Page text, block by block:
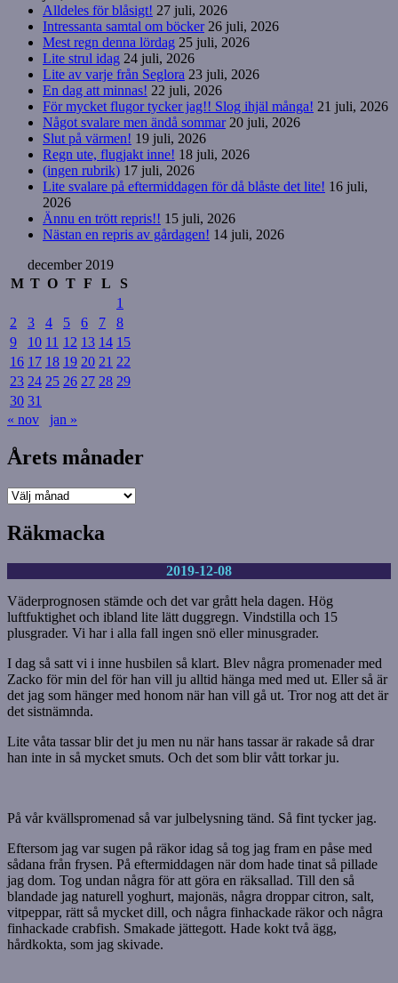
Alldeles för blåsigt! 27 juli, 2026
Intressanta samtal om böcker 26 juli, 2026
Mest regn denna lördag 25 juli, 2026
Lite strul idag 24 juli, 2026
Lite av varje från Seglora 23 juli, 2026
En dag att minnas! 22 juli, 2026
För mycket flugor tycker jag!! Slog ihjäl många! 21 juli, 2026
Något svalare men ändå sommar 20 juli, 2026
Slut på värmen! 19 juli, 2026
Regn ute, flugjakt inne! 18 juli, 2026
(ingen rubrik) 17 juli, 2026
Lite svalare på eftermiddagen för då blåste det lite! 16 juli,
2026
Ännu en trött repris!! 15 juli, 2026
Nästan en repris av gårdagen! 14 juli, 2026
december 2019
M T O T F L
S
1
2
3 4 5 6 7
8
9
10 11 12 13 14 15
16 17 18 19 20 21 22
23 24 25 26 27 28 29
30 31
« nov
jan »
Årets månader
Årets
Räkmacka
2019-12-08
Väderprognosen stämde och det var grått hela dagen. Hög
luftfuktighet och ibland lite lätt duggregn. Vindstilla och 15
plusgrader. Vi har i alla fall ingen snö eller minusgrader.
I dag så satt vi i inne husbilen så klart. Blev några promenader med
Zacko för min del för han vill ju alltid hänga med med ut. Eller så är
det jag som hänger med honom när han vill gå ut. Tror nog att det är
det sistnämnda.
Lite våta tassar blir det ju men nu när hans tassar är rakade så drar
han inte in så mycket smuts. Och det som blir vått torkar ju.
På vår kvällspromenad så var julbelysning tänd. Så fint tycker jag.
Eftersom jag var sugen på räkor idag så tog jag fram en påse med
sådana från frysen. På eftermiddagen när dom hade tinat så pillade
jag dom. Tog undan några för att göra en räksallad. Till den så
blandade jag naturell yoghurt, majonäs, några droppar citron, salt,
vitpeppar, rätt så mycket dill, och några finhackade räkor och några
finhackade crabfish. Smakade jättegott. Hade kokt två ägg,
hårdkokta, som jag skivade.